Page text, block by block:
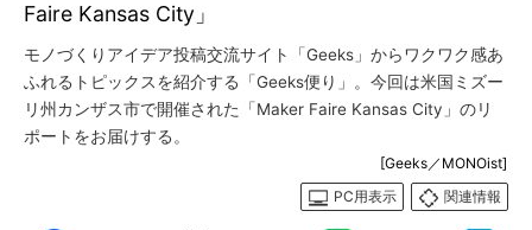
Faire Kansas City」
モノづくりアイデア投稿交流サイト「Geeks」からワクワク感あ
ふれるトピックスを紹介する「Geeks便り」。今回は米国ミズー
リ州カンザス市で開催された「Maker Faire Kansas City」のリ
ポートをお届けする。
[Geeks／MONOist]
PC用表示
関連情報